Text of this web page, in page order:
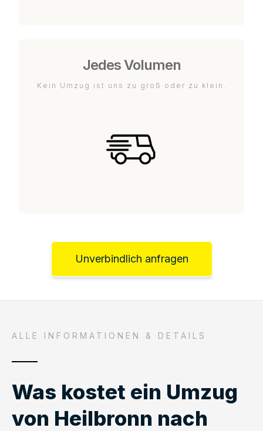
Jedes Volumen
Kein Umzug ist uns zu groß oder zu klein.
Unverbindlich anfragen
ALLE INFORMATIONEN & DETAILS
Was kostet ein Umzug
von Heilbronn nach